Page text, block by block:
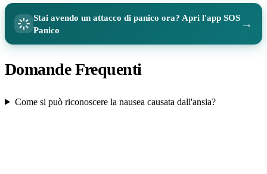
Stai avendo un attacco di panico ora? Apri l'app SOS
Panico
→
Domande Frequenti
Come si può riconoscere la nausea causata dall'ansia?